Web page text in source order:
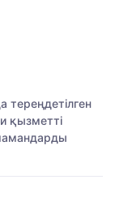
тереңдетілген
қызметті